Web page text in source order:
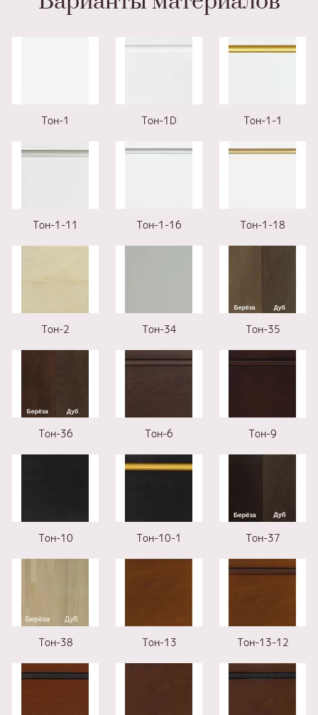
Тон-1 Тон-1D Тон-1-1
Тон-1-11 Тон-1-16 Тон-1-18
Тон-2 Тон-34 Тон-35
Тон-36 Тон-6 Тон-9
Тон-10 Тон-10-1 Тон-37
Тон-38 Тон-13 Тон-13-12